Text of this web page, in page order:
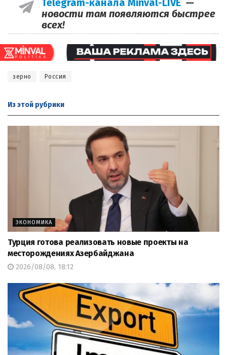
Telegram-канала Minval-LIVE —
новости там появляются быстрее
всех!
зерно Россия
Из этой рубрики
ЭКОНОМИКА
Турция готова реализовать новые проекты на
месторождениях Азербайджана
2026/08/08, 18:12